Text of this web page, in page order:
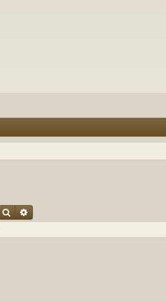
Suche